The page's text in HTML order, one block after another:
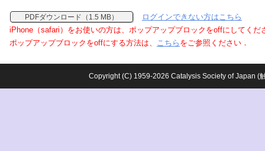
PDFダウンロード（1.5 MB）
ログインできない方はこちら
iPhone（safari）をお使いの方は、ポップアップブロックをoffにしてくだ
ポップアップブロックをoffにする方法は、 こちら をご参照ください．
Copyright (C) 1959-2026 Catalysis Society of Japan (